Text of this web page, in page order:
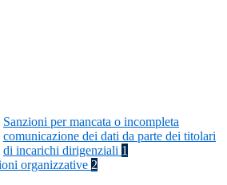
Sanzioni per mancata o incompleta
comunicazione dei dati da parte dei titolari
di incarichi dirigenziali 1
organizzative 2